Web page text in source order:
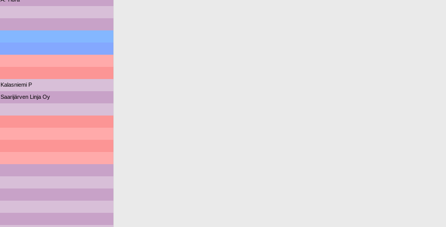
Kalasniemi P
Saarijärven Linja Oy